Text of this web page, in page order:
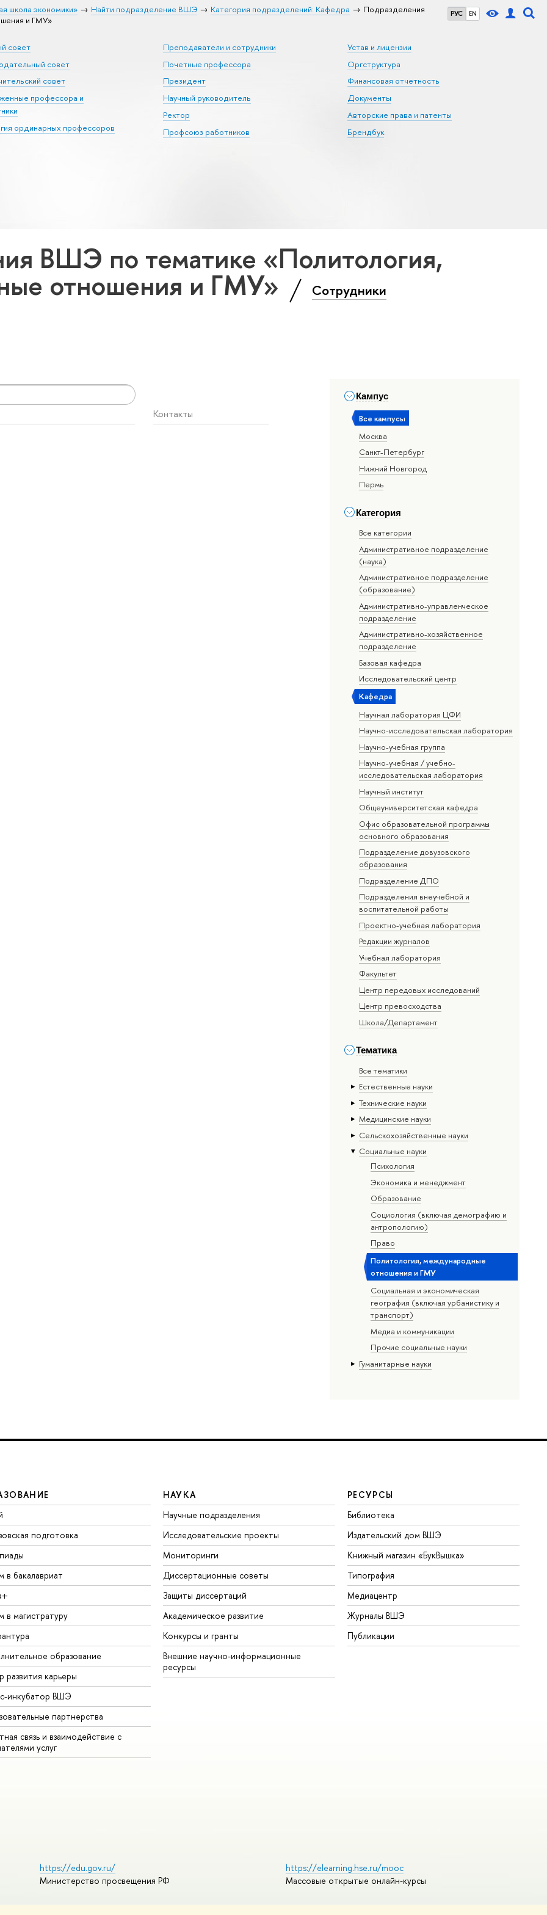
РУС EN
школа экономики» Найти подразделение ВШЭ Категория подразделений: Кафедра
Подразделения
и ГМУ»
совет
совет
совет
профессора и
ординарных профессоров
Преподаватели и сотрудники
Почетные профессора
Президент
Научный руководитель
Ректор
Профсоюз работников
Устав и лицензии
Оргструктура
Финансовая отчетность
Документы
Авторские права и патенты
Брендбук
ВШЭ по тематике «Политология,
отношения и ГМУ» Сотрудники
Кампус
Все кампусы
Москва
Санкт-Петербург
Нижний Новгород
Пермь
Категория
Все категории
Административное подразделение
(наука)
Административное подразделение
(образование)
Административно-управленческое
подразделение
Административно-хозяйственное
подразделение
Базовая кафедра
Исследовательский центр
Кафедра
Научная лаборатория ЦФИ
Научно-исследовательская лаборатория
Научно-учебная группа
Научно-учебная / учебно-
исследовательская лаборатория
Научный институт
Общеуниверситетская кафедра
Офис образовательной программы
основного образования
Подразделение довузовского
образования
Подразделение ДПО
Подразделения внеучебной и
воспитательной работы
Проектно-учебная лаборатория
Редакции журналов
Учебная лаборатория
Факультет
Центр передовых исследований
Центр превосходства
Школа/Департамент
Тематика
Все тематики
Естественные науки
Тех­ничес­кие науки
Медицинские науки
Сельскохозяйственные науки
Социальные науки
Психология
Экономика и менеджмент
Образование
Социология (включая демографию и
антропологию)
Право
Политология, международные
отношения и ГМУ
Социальная и экономическая
география (включая урбанистику и
транспорт)
Медиа и коммуникации
Прочие социальные науки
Гуманитарные науки
Контакты
подготовка
в бакалавриат
в магистратуру
образование
развития карьеры
инкубатор ВШЭ
партнерства
связь и взаимодействие с
услуг
НАУКА
Научные подразделения
Исследовательские проекты
Мониторинги
Диссертационные советы
Защиты диссертаций
Академическое развитие
Конкурсы и гранты
Внешние научно-информационные
ресурсы
РЕСУРСЫ
Библиотека
Издательский дом ВШЭ
Книжный магазин «БукВышка»
Типография
Медиацентр
Журналы ВШЭ
Публикации
https://edu.gov.ru/
Министерство просвещения РФ
https://elearning.hse.ru/mooc
Массовые открытые онлайн-курсы